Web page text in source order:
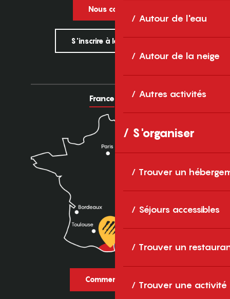
Autour de l'eau
Autour de la neige
Autres activités
S'organiser
Trouver un
Séjours accessibles
Trouver un
Trouver une activité
Nous contacter
S'inscrire à la newsletter
France Europe
Comment venir ?